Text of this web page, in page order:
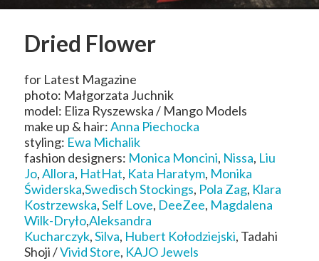
Dried Flower
for Latest Magazine
photo: Małgorzata Juchnik
model: Eliza Ryszewska / Mango Models
make up & hair:Anna Piechocka
styling: Ewa Michalik
fashion designers: Monica Moncini, Nissa, Liu
Jo,Allora, HatHat, Kata Haratym, Monika
Świderska,Swedisch Stockings, Pola Zag, Klara
Kostrzewska,Self Love, DeeZee, Magdalena
Wilk-Dryło,Aleksandra
Kucharczyk,Silva, Hubert Kołodziejski, Tadahi
Shoji /Vivid Store, KAJO Jewels